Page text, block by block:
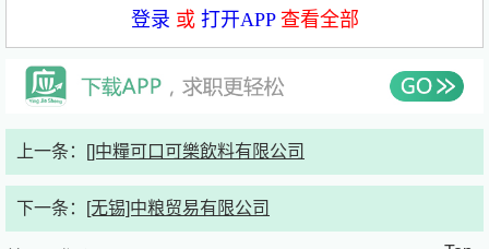
结晶，中粮控股65%，可口可乐占股35%，是中国区***一
可口可乐装瓶集团之一，中粮可口可乐在成立短短十年时
间，便成功跃入并始终保持在可口可乐全球十大装瓶集团之
中粮可口可乐于2000年正式成立，目前拥有20家装瓶厂，
域内生产、配送、推广和销售可口可乐系列产品，向消费者
登录 或 打开APP查看全部
上一条： []中糧可口可樂飲料有限公司
下一条： [无锡]中粮贸易有限公司